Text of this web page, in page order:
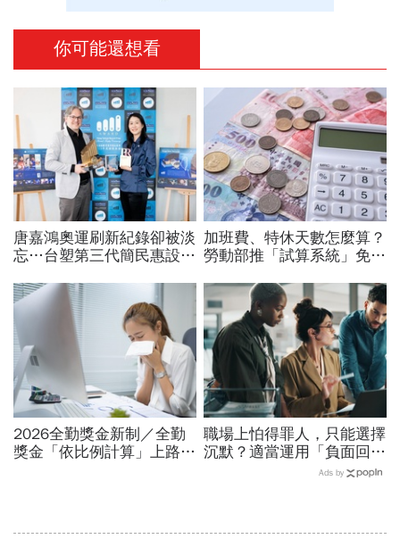
你可能還想看
唐嘉鴻奧運刷新紀錄卻被淡
忘…台塑第三代簡民惠設台
只有金牌才值得掌聲
加班費、特休天數怎麼算？
勞動部推「試算系統」免代
資遣費都能查
2026全勤獎金新制／全勤
獎金「依比例計算」上路！
職場上怕得罪人，只能選擇
沉默？適當運用「負面回
饋」，比忍耐更有效！
Ads by